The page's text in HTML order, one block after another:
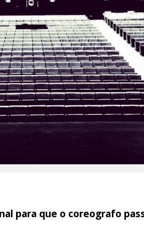
para que o coreografo